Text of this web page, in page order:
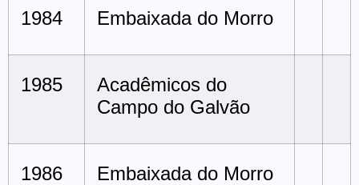
1984 Embaixada do Morro
1985
Acadêmicos do
Campo do Galvão
1986 Embaixada do Morro